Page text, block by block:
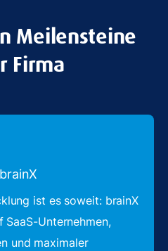
Meilensteine
Firma
ist es soweit: brainX
Unternehmen,
und maximaler